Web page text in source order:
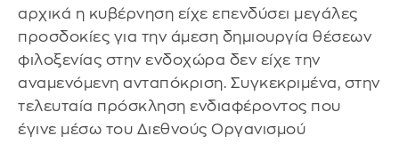
αρχικά η κυβέρνηση είχε επενδύσει μεγάλες
προσδοκίες για την άμεση δημιουργία θέσεων
φιλοξενίας στην ενδοχώρα δεν είχε την
αναμενόμενη ανταπόκριση. Συγκεκριμένα, στην
τελευταία πρόσκληση ενδιαφέροντος που
έγινε μέσω του Διεθνούς Οργανισμού